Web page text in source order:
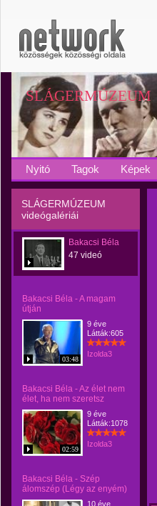
SLÁGERMÚZEUM
Nyitó Tagok Képek
SLÁGERMÚZEUM
videógalériái
Bakacsi Béla
47 videó
Bakacsi Béla - A magam
útján
03:48
9 éve
Látták:605
Izolda3
Bakacsi Béla - Az élet nem
élet, ha nem szeretsz
02:59
9 éve
Látták:1078
Izolda3
Bakacsi Béla - Szép
álomszép (Légy az enyém)
10 éve